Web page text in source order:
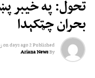
تحول: په خیبر
بحران چټکېدا
Published
2 days ago
on
By
Ariana News